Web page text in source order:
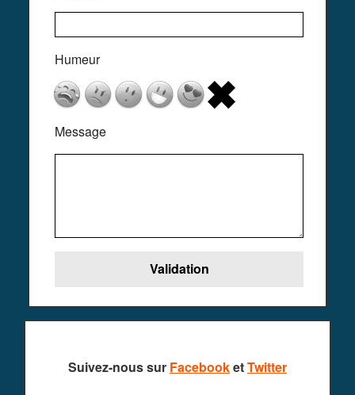
Humeur
Message
Suivez-nous sur FacebooketTwitter